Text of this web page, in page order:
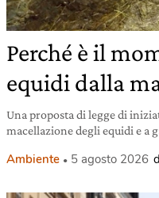
Perché è il
equidi dalla
Una proposta di legge di
macellazione degli equidi e a
Ambiente 5 agosto 2026